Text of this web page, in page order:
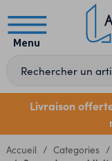
Menu
Livraison
Accueil Categories